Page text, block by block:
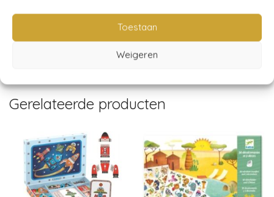
Toestaan
Weigeren
70.003.20
Gerelateerde producten